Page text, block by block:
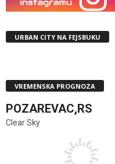
URBAN CITY NA FEJSBUKU
VREMENSKA PROGNOZA
POZAREVAC,RS
Clear Sky